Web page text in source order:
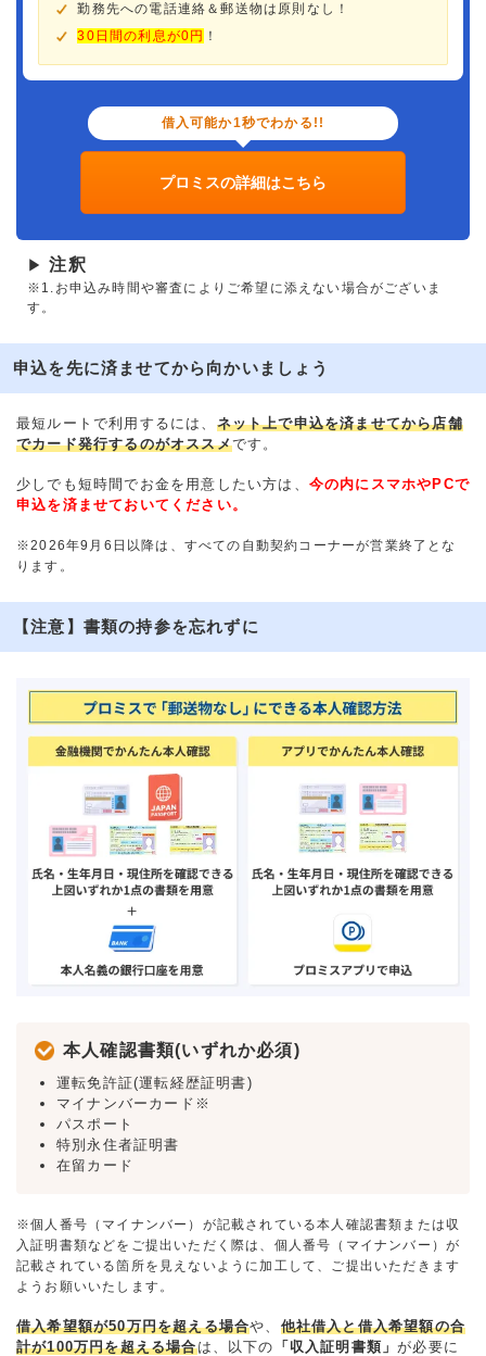
勤務先への電話連絡＆郵送物は原則なし！
30日間の利息が0円 ！
借入可能か1秒でわかる!!
プロミスの詳細はこちら
▶ 注釈
※1.お申込み時間や審査によりご希望に添えない場合がございま
す。
申込を先に済ませてから向かいましょう
最短ルートで利用するには、 ネット上で申込を済ませてから店舗
でカード発行するのがオススメです。
少しでも短時間でお金を用意したい方は、 今の内にスマホやPCで
申込を済ませておいてください。
※2026年9月6日以降は、すべての自動契約コーナーが営業終了とな
ります。
【注意】書類の持参を忘れずに
本人確認書類(いずれか必須)
運転免許証(運転経歴証明書)
マイナンバーカード※
パスポート
特別永住者証明書
在留カード
※個人番号（マイナンバー）が記載されている本人確認書類または収
入証明書類などをご提出いただく際は、個人番号（マイナンバー）が
記載されている箇所を見えないように加工して、ご提出いただきます
ようお願いいたします。
借入希望額が50万円を超える場合や、 他社借入と借入希望額の合
計が100万円を超える場合は、以下の 「収入証明書類」が必要に